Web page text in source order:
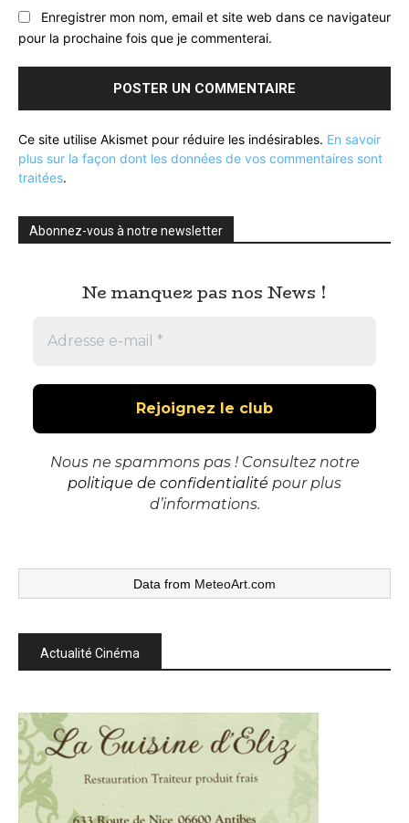
Enregistrer mon nom, email et site web dans ce navigateur
pour la prochaine fois que je commenterai.
Ce site utilise Akismet pour réduire les indésirables. En savoir
plus sur la façon dont les données de vos commentaires sont
traitées.
Abonnez-vous à notre newsletter
Ne manquez pas nos News !
Nous ne spammons pas ! Consultez notre
politique de confidentialité pour plus
d’informations.
Data from MeteoArt.com
Actualité Cinéma